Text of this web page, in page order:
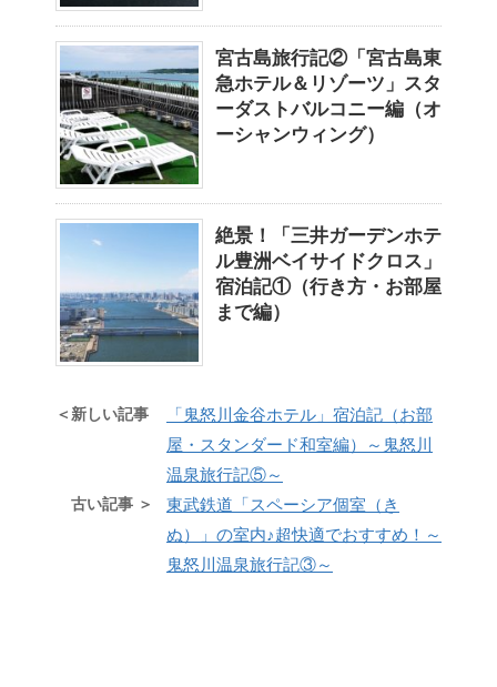
宮古島旅行記②「宮古島東
急ホテル＆リゾーツ」スタ
ーダストバルコニー編（オ
ーシャンウィング）
絶景！「三井ガーデンホテ
ル豊洲ベイサイドクロス」
宿泊記①（行き方・お部屋
まで編）
＜新しい記事
「鬼怒川金谷ホテル」宿泊記（お部
屋・スタンダード和室編）～鬼怒川
温泉旅行記⑤～
古い記事 ＞
東武鉄道「スペーシア個室（き
ぬ）」の室内♪超快適でおすすめ！～
鬼怒川温泉旅行記③～